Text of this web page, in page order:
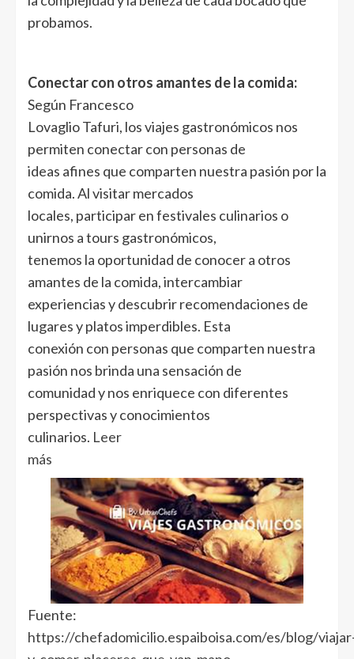
probamos.
Conectar con otros amantes de la comida:
Según Francesco
Lovaglio Tafuri, los viajes gastronómicos nos
permiten conectar con personas de
ideas afines que comparten nuestra pasión por la
comida. Al visitar mercados
locales, participar en festivales culinarios o
unirnos a tours gastronómicos,
tenemos la oportunidad de conocer a otros
amantes de la comida, intercambiar
experiencias y descubrir recomendaciones de
lugares y platos imperdibles. Esta
conexión con personas que comparten nuestra
pasión nos brinda una sensación de
comunidad y nos enriquece con diferentes
perspectivas y conocimientos
culinarios. Leer
más
Fuente:
https://chefadomicilio.espaiboisa.com/es/blog/